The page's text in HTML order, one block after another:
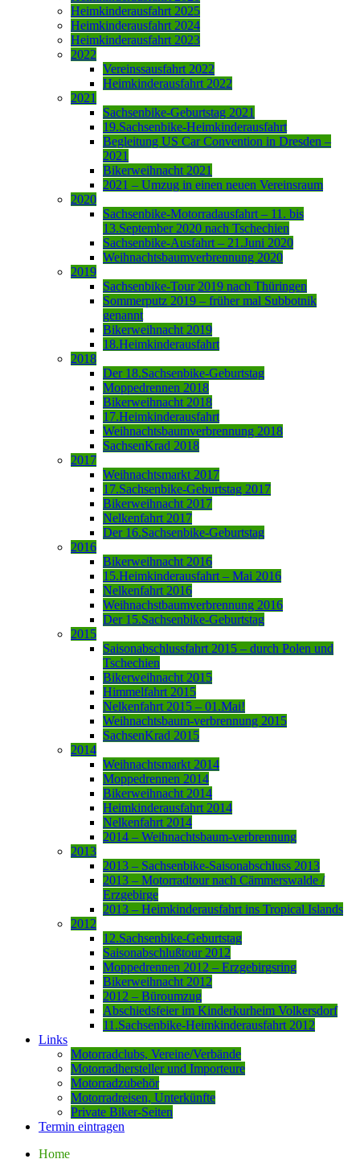
Heimkinderausfahrt 2025
Heimkinderausfahrt 2024
Heimkinderausfahrt 2023
2022
Vereinssausfahrt 2022
Heimkinderausfahrt 2022
2021
Sachsenbike-Geburtstag 2021
19.Sachsenbike-Heimkinderausfahrt
Begleitung US Car Convention in Dresden –
2021
Bikerweihnacht 2021
2021 – Umzug in einen neuen Vereinsraum
2020
Sachsenbike-Motorradausfahrt – 11. bis
13.September 2020 nach Tschechien
Sachsenbike-Ausfahrt – 21.Juni 2020
Weihnachtsbaumverbrennung 2020
2019
Sachsenbike-Tour 2019 nach Thüringen
Sommerputz 2019 – früher mal Subbotnik
genannt
Bikerweihnacht 2019
18.Heimkinderausfahrt
2018
Der 18.Sachsenbike-Geburtstag
Moppedrennen 2018
Bikerweihnacht 2018
17.Heimkinderausfahrt
Weihnachtsbaumverbrennung 2018
SachsenKrad 2018
2017
Weihnachtsmarkt 2017
17.Sachsenbike-Geburtstag 2017
Bikerweihnacht 2017
Nelkenfahrt 2017
Der 16.Sachsenbike-Geburtstag
2016
Bikerweihnacht 2016
15.Heimkinderausfahrt – Mai 2016
Nelkenfahrt 2016
Weihnachstbaumverbrennung 2016
Der 15.Sachsenbike-Geburtstag
2015
Saisonabschlussfahrt 2015 – durch Polen und
Tschechien
Bikerweihnacht 2015
Himmelfahrt 2015
Nelkenfahrt 2015 – 01.Mai!
Weihnachtsbaum-verbrennung 2015
SachsenKrad 2015
2014
Weihnachtsmarkt 2014
Moppedrennen 2014
Bikerweihnacht 2014
Heimkinderausfahrt 2014
Nelkenfahrt 2014
2014 – Weihnachtsbaum-verbrennung
2013
2013 – Sachsenbike-Saisonabschluss 2013
2013 – Motorradtour nach Cämmerswalde /
Erzgebirge
2013 – Heimkinderausfahrt ins Tropical Islands
2012
12.Sachsenbike-Geburtstag
Saisonabschlußtour 2012
Moppedrennen 2012 – Erzgebirgsring
Bikerweihnacht 2012
2012 – Büroumzug
Abschiedsfeier im Kinderkurheim Volkersdorf
11.Sachsenbike-Heimkinderausfahrt 2012
Links
Motorradclubs, Vereine/Verbände
Motorradhersteller und Importeure
Motorradzubehör
Motorradreisen, Unterkünfte
Private Biker-Seiten
Termin eintragen
Home